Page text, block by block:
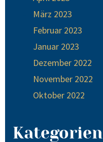
März 2023
Februar 2023
Januar 2023
Dezember 2022
November 2022
Oktober 2022
Kategorien